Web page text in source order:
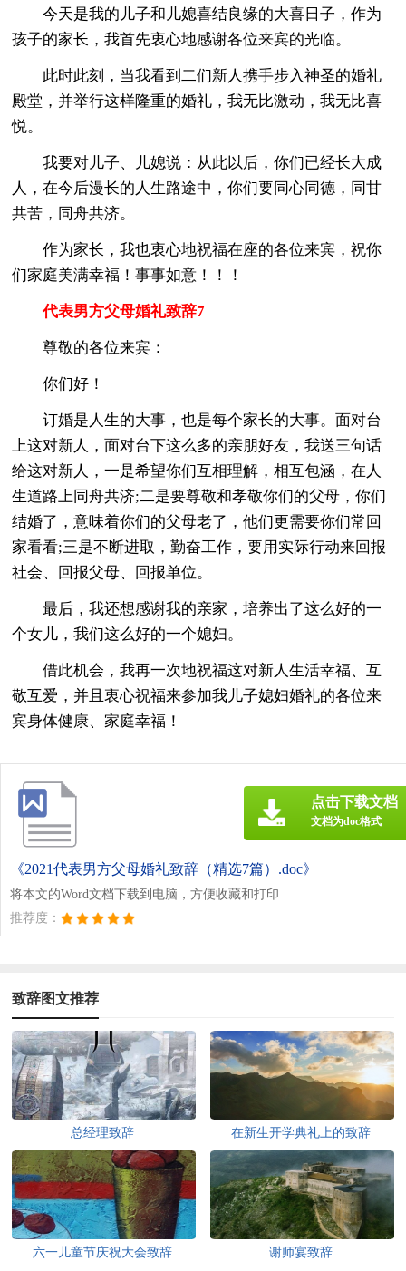
今天是我的儿子和儿媳喜结良缘的大喜日子，作为
孩子的家长，我首先衷心地感谢各位来宾的光临。
此时此刻，当我看到二们新人携手步入神圣的婚礼
殿堂，并举行这样隆重的婚礼，我无比激动，我无比喜
悦。
我要对儿子、儿媳说：从此以后，你们已经长大成
人，在今后漫长的人生路途中，你们要同心同德，同甘
共苦，同舟共济。
作为家长，我也衷心地祝福在座的各位来宾，祝你
们家庭美满幸福！事事如意！！！
代表男方父母婚礼致辞7
尊敬的各位来宾：
你们好！
订婚是人生的大事，也是每个家长的大事。面对台
上这对新人，面对台下这么多的亲朋好友，我送三句话
给这对新人，一是希望你们互相理解，相互包涵，在人
生道路上同舟共济;二是要尊敬和孝敬你们的父母，你们
结婚了，意味着你们的父母老了，他们更需要你们常回
家看看;三是不断进取，勤奋工作，要用实际行动来回报
社会、回报父母、回报单位。
最后，我还想感谢我的亲家，培养出了这么好的一
个女儿，我们这么好的一个媳妇。
借此机会，我再一次地祝福这对新人生活幸福、互
敬互爱，并且衷心祝福来参加我儿子媳妇婚礼的各位来
宾身体健康、家庭幸福！
《2021代表男方父母婚礼致辞（精选7篇）.doc》
将本文的Word文档下载到电脑，方便收藏和打印
推荐度：
点击下载文档
文档为doc格式
致辞图文推荐
总经理致辞 在新生开学典礼上的致辞
六一儿童节庆祝大会致辞 谢师宴致辞